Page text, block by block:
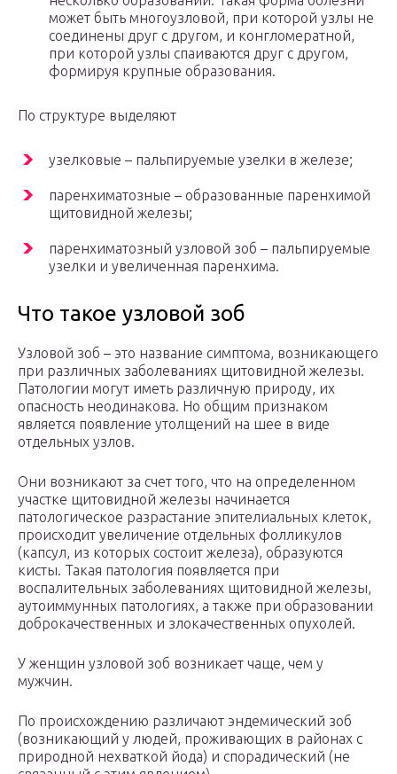
может быть многоузловой, при которой узлы не
соединены друг с другом, и конгломератной,
при которой узлы спаиваются друг с другом,
формируя крупные образования.
По структуре выделяют
узелковые – пальпируемые узелки в железе;
паренхиматозные – образованные паренхимой
щитовидной железы;
паренхиматозный узловой зоб – пальпируемые
узелки и увеличенная паренхима.
Что такое узловой зоб
Узловой зоб – это название симптома, возникающего
при различных заболеваниях щитовидной железы.
Патологии могут иметь различную природу, их
опасность неодинакова. Но общим признаком
является появление утолщений на шее в виде
отдельных узлов.
Они возникают за счет того, что на определенном
участке щитовидной железы начинается
патологическое разрастание эпителиальных клеток,
происходит увеличение отдельных фолликулов
(капсул, из которых состоит железа), образуются
кисты. Такая патология появляется при
воспалительных заболеваниях щитовидной железы,
аутоиммунных патологиях, а также при образовании
доброкачественных и злокачественных опухолей.
У женщин узловой зоб возникает чаще, чем у
мужчин.
По происхождению различают эндемический зоб
(возникающий у людей, проживающих в районах с
природной нехваткой йода) и спорадический (не